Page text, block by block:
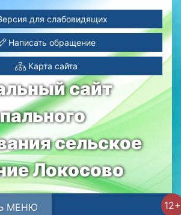
сайт
сельское
Локосово
для слабовидящих
Написать обращение
Карта сайта
12+
МЕНЮ